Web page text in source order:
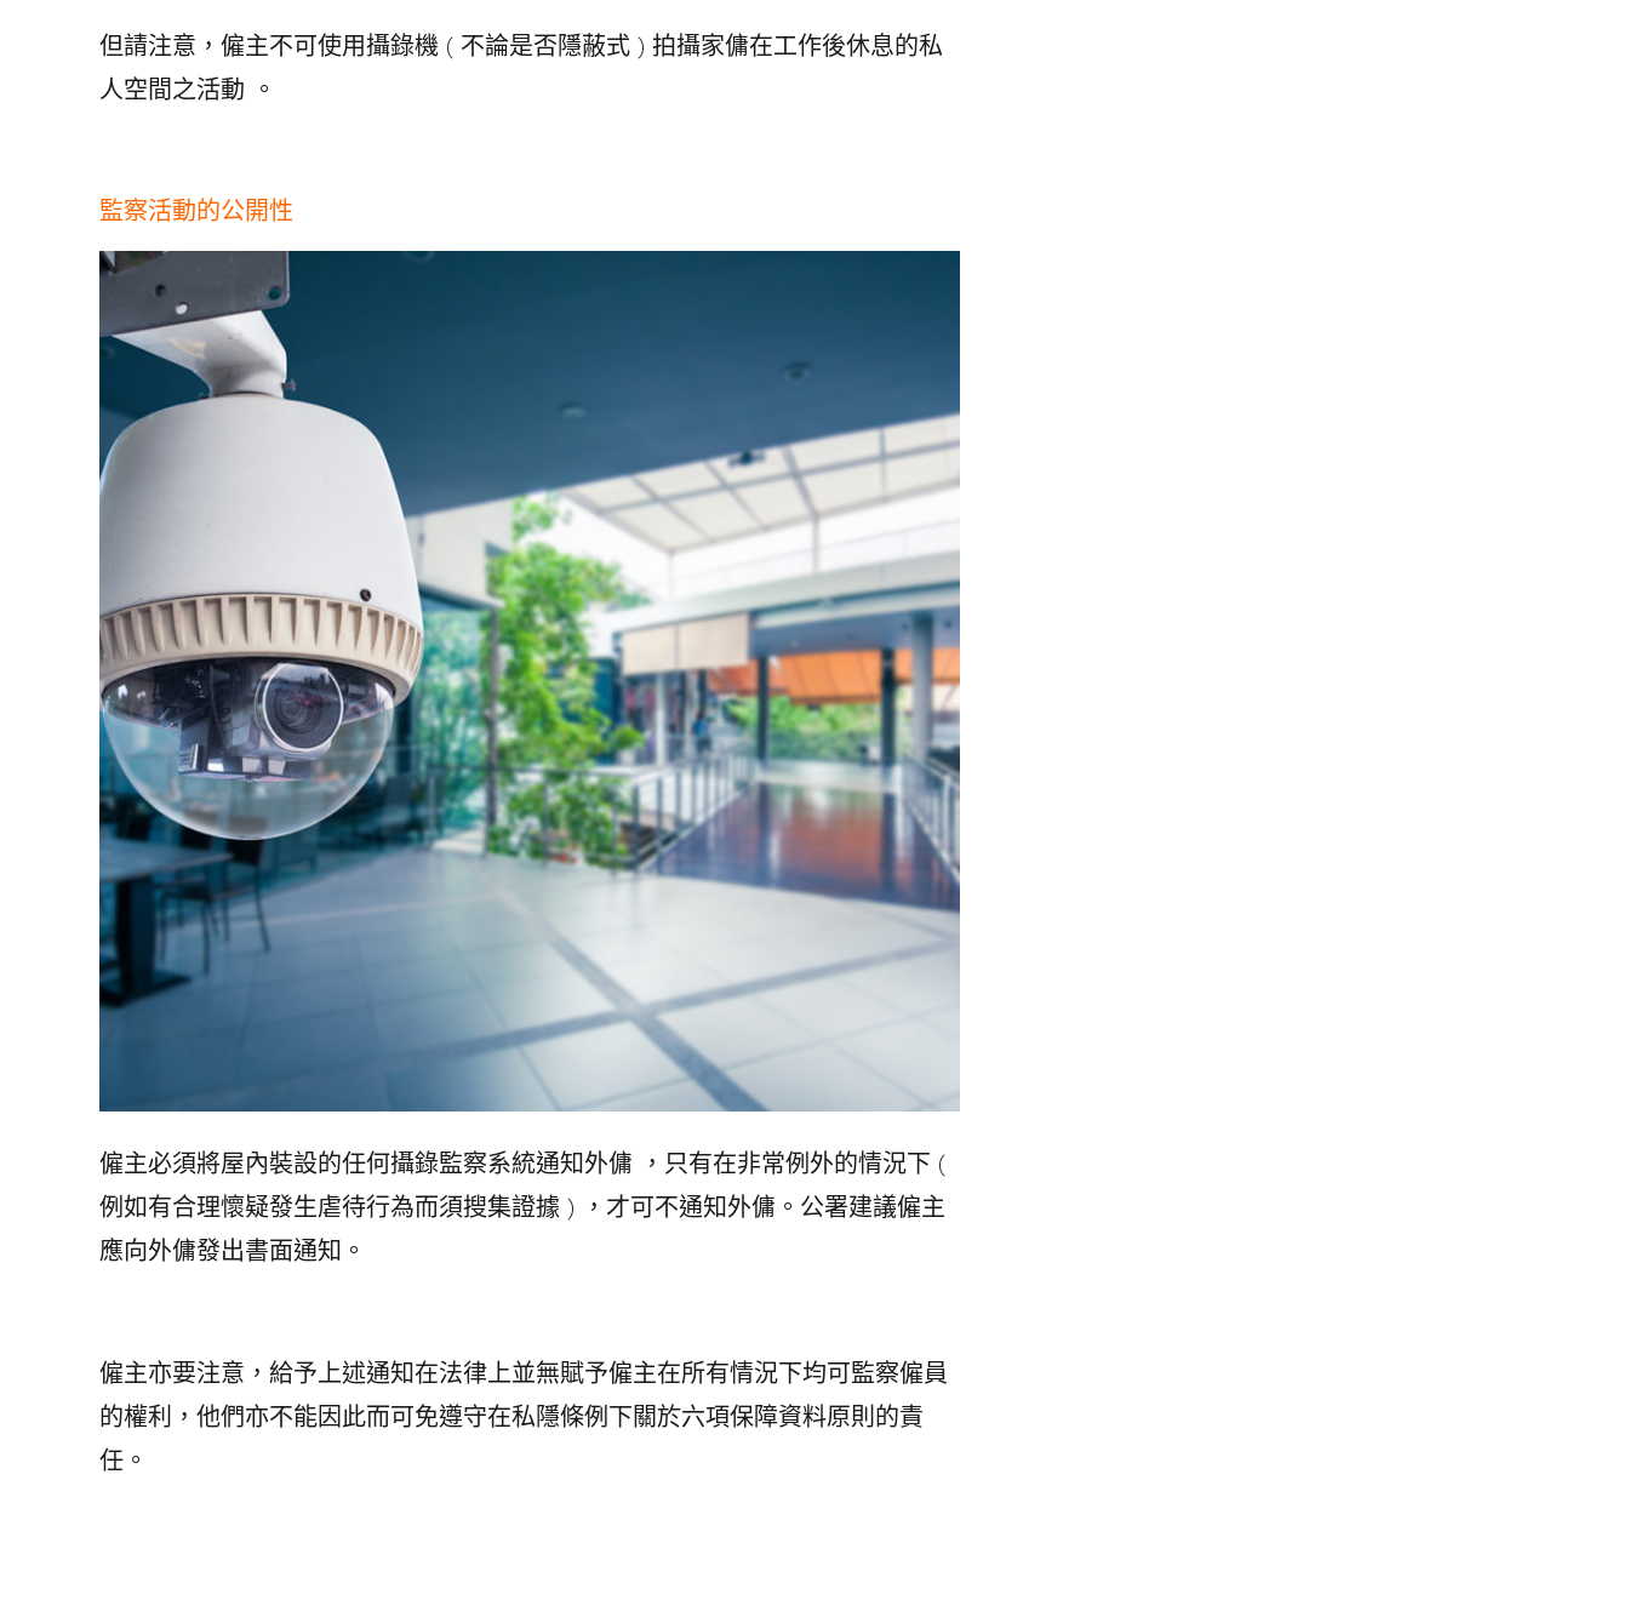
但請注意，僱主不可使用攝錄機 ( 不論是否隱蔽式 ) 拍攝家傭在工作後休息的私
人空間之活動 。
監察活動的公開性
僱主必須將屋內裝設的任何攝錄監察系統通知外傭 ，只有在非常例外的情況下 (
例如有合理懷疑發生虐待行為而須搜集證據 ) ，才可不通知外傭。公署建議僱主
應向外傭發出書面通知。
僱主亦要注意，給予上述通知在法律上並無賦予僱主在所有情況下均可監察僱員
的權利，他們亦不能因此而可免遵守在私隱條例下關於六項保障資料原則的責
任。